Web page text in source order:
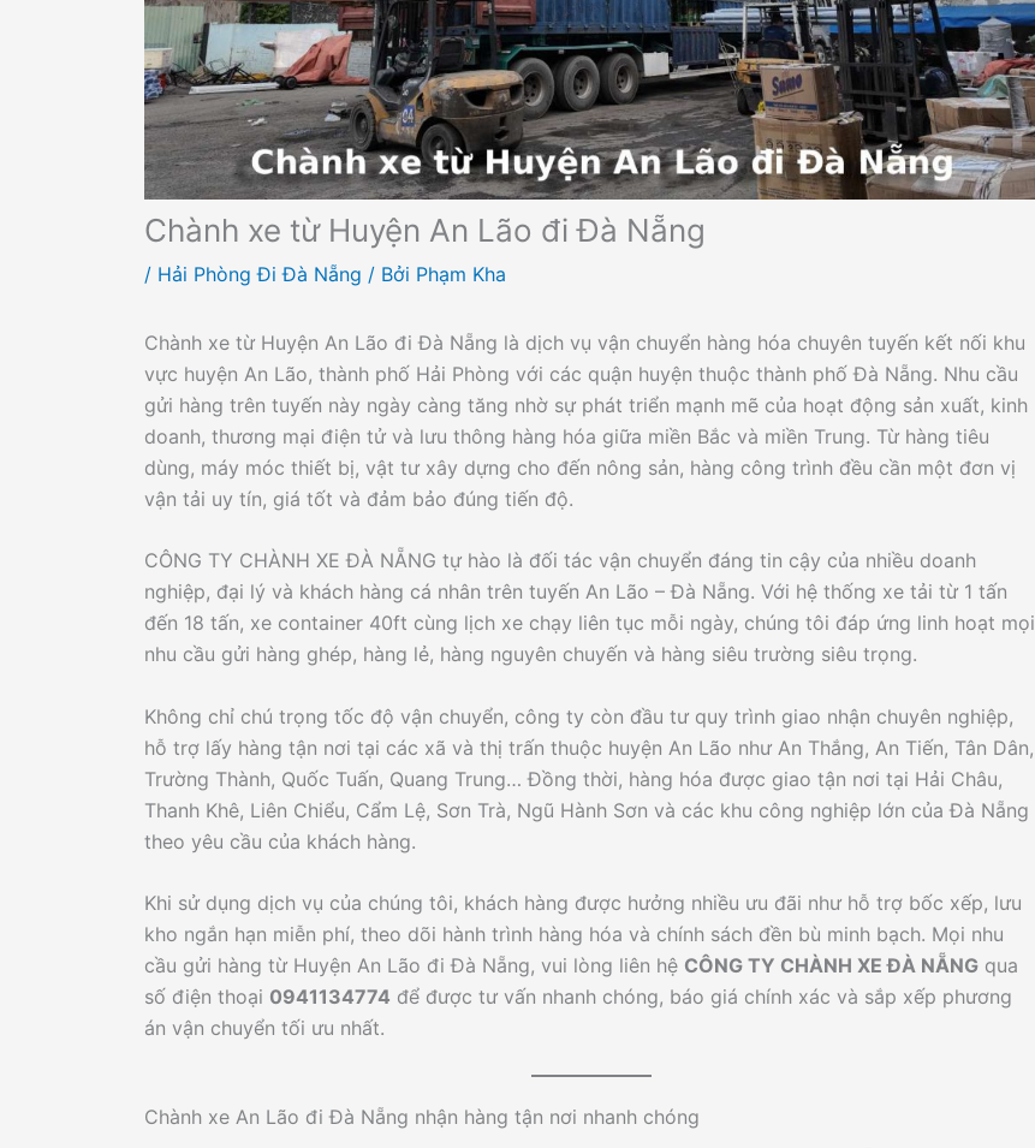
Chành xe từ Huyện An Lão đi Đà Nẵng
/ Hải Phòng Đi Đà Nẵng / Bởi Phạm Kha
Chành xe từ Huyện An Lão đi Đà Nẵng là dịch vụ vận chuyển hàng hóa chuyên tuyến kết nối khu
vực huyện An Lão, thành phố Hải Phòng với các quận huyện thuộc thành phố Đà Nẵng. Nhu cầu
gửi hàng trên tuyến này ngày càng tăng nhờ sự phát triển mạnh mẽ của hoạt động sản xuất, kinh
doanh, thương mại điện tử và lưu thông hàng hóa giữa miền Bắc và miền Trung. Từ hàng tiêu
dùng, máy móc thiết bị, vật tư xây dựng cho đến nông sản, hàng công trình đều cần một đơn vị
vận tải uy tín, giá tốt và đảm bảo đúng tiến độ.
CÔNG TY CHÀNH XE ĐÀ NẴNG tự hào là đối tác vận chuyển đáng tin cậy của nhiều doanh
nghiệp, đại lý và khách hàng cá nhân trên tuyến An Lão – Đà Nẵng. Với hệ thống xe tải từ 1 tấn
đến 18 tấn, xe container 40ft cùng lịch xe chạy liên tục mỗi ngày, chúng tôi đáp ứng linh hoạt mọi
nhu cầu gửi hàng ghép, hàng lẻ, hàng nguyên chuyến và hàng siêu trường siêu trọng.
Không chỉ chú trọng tốc độ vận chuyển, công ty còn đầu tư quy trình giao nhận chuyên nghiệp,
hỗ trợ lấy hàng tận nơi tại các xã và thị trấn thuộc huyện An Lão như An Thắng, An Tiến, Tân Dân,
Trường Thành, Quốc Tuấn, Quang Trung… Đồng thời, hàng hóa được giao tận nơi tại Hải Châu,
Thanh Khê, Liên Chiểu, Cẩm Lệ, Sơn Trà, Ngũ Hành Sơn và các khu công nghiệp lớn của Đà Nẵng
theo yêu cầu của khách hàng.
Khi sử dụng dịch vụ của chúng tôi, khách hàng được hưởng nhiều ưu đãi như hỗ trợ bốc xếp, lưu
kho ngắn hạn miễn phí, theo dõi hành trình hàng hóa và chính sách đền bù minh bạch. Mọi nhu
cầu gửi hàng từ Huyện An Lão đi Đà Nẵng, vui lòng liên hệ CÔNG TY CHÀNH XE ĐÀ NẴNG qua
số điện thoại 0941134774 để được tư vấn nhanh chóng, báo giá chính xác và sắp xếp phương
án vận chuyển tối ưu nhất.
Chành xe An Lão đi Đà Nẵng nhận hàng tận nơi nhanh chóng